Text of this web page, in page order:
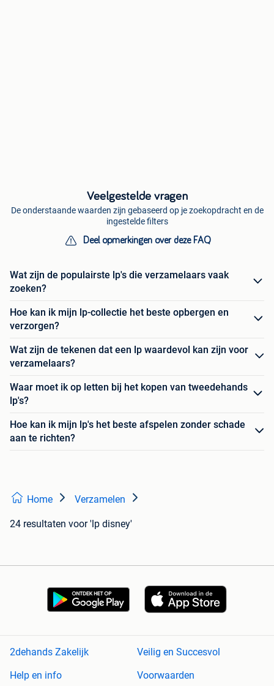
Veelgestelde vragen
De onderstaande waarden zijn gebaseerd op je zoekopdracht en de
ingestelde filters
Deel opmerkingen over deze FAQ
Wat zijn de populairste lp's die verzamelaars vaak
zoeken?
Hoe kan ik mijn lp-collectie het beste opbergen en
verzorgen?
Wat zijn de tekenen dat een lp waardevol kan zijn voor
verzamelaars?
Waar moet ik op letten bij het kopen van tweedehands
lp's?
Hoe kan ik mijn lp's het beste afspelen zonder schade
aan te richten?
Home Verzamelen
24 resultaten voor 'lp disney'
2dehands Zakelijk
Veilig en Succesvol
Help en info
Voorwaarden